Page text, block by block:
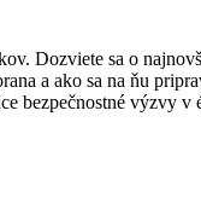
Dozviete sa o
a ako sa na ňu
bezpečnostné výzvy v